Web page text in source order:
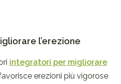
l’erezione
integratori per migliorare
erezioni più vigorose